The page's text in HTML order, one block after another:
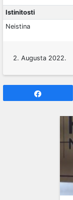
Istinitosti
Neistina
2. Augusta 2022.